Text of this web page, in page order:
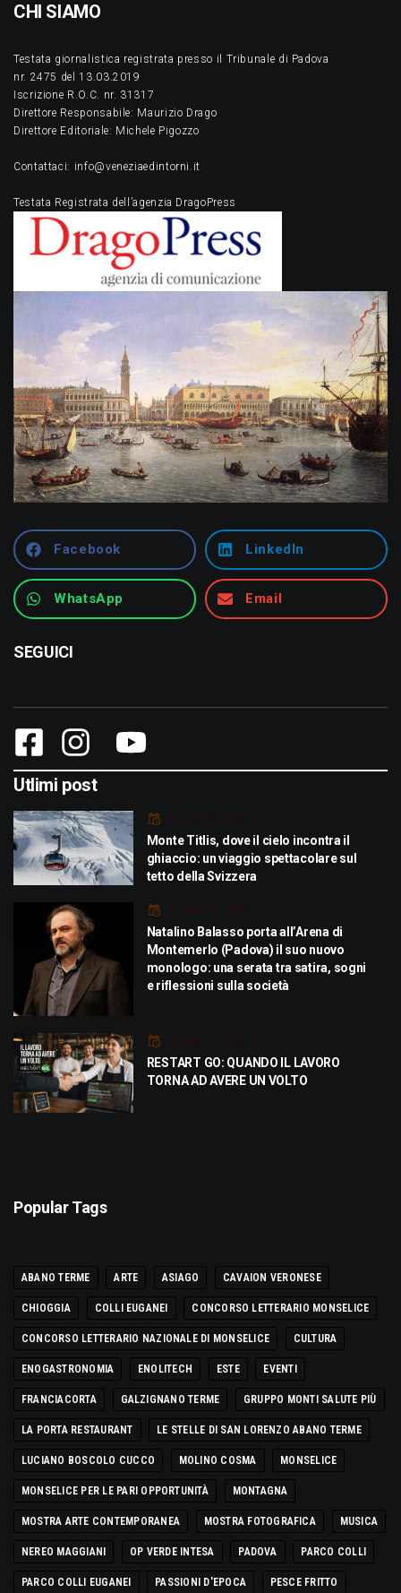
CHI SIAMO
Testata giornalistica registrata presso il Tribunale di Padova
nr. 2475 del 13.03.2019
Iscrizione R.O.C. nr. 31317
Direttore Responsabile: Maurizio Drago
Direttore Editoriale: Michele Pigozzo
Contattaci: info@veneziaedintorni.it
Testata Registrata dell’agenzia DragoPress
Facebook LinkedIn
WhatsApp Email
SEGUICI
Utlimi post
Luglio 29, 2026
Monte Titlis, dove il cielo incontra il
ghiaccio: un viaggio spettacolare sul
tetto della Svizzera
Luglio 21, 2026
Natalino Balasso porta all’Arena di
Montemerlo (Padova) il suo nuovo
monologo: una serata tra satira, sogni
e riflessioni sulla società
Luglio 21, 2026
RESTART GO: QUANDO IL LAVORO
TORNA AD AVERE UN VOLTO
Popular Tags
ABANO TERME ARTE ASIAGO CAVAION VERONESE
CHIOGGIA COLLI EUGANEI CONCORSO LETTERARIO MONSELICE
CONCORSO LETTERARIO NAZIONALE DI MONSELICE CULTURA
ENOGASTRONOMIA ENOLITECH ESTE EVENTI
FRANCIACORTA GALZIGNANO TERME GRUPPO MONTI SALUTE PIÙ
LA PORTA RESTAURANT LE STELLE DI SAN LORENZO ABANO TERME
LUCIANO BOSCOLO CUCCO MOLINO COSMA MONSELICE
MONSELICE PER LE PARI OPPORTUNITÀ MONTAGNA
MOSTRA ARTE CONTEMPORANEA MOSTRA FOTOGRAFICA MUSICA
NEREO MAGGIANI OP VERDE INTESA PADOVA PARCO COLLI
PARCO COLLI EUGANEI PASSIONI D'EPOCA PESCE FRITTO